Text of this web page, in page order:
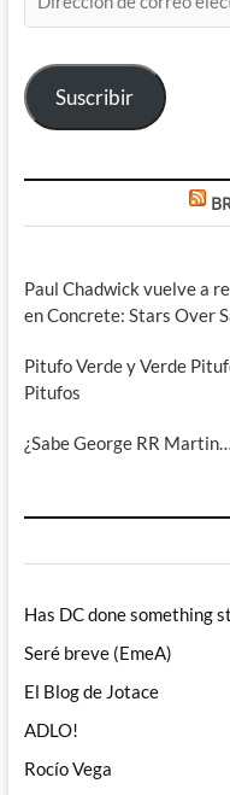
de
electrónico
Suscribir
Paul Chadwick vuelve a
en Concrete: Stars Over
Pitufo Verde y Verde
Pitufos
¿Sabe George RR
Has DC done something
Seré breve (EmeA)
El Blog de Jotace
ADLO!
Rocío Vega